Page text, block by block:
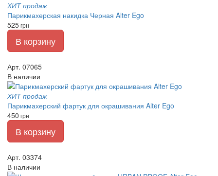
ХИТ продаж
Парикмахерская накидка Черная Alter Ego
525грн
В корзину
Арт. 07065
В наличии
ХИТ продаж
Парикмахерский фартук для окрашивания Alter Ego
450 грн
В корзину
Арт. 03374
В наличии